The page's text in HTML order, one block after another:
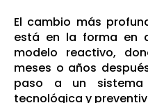
El cambio más
está en la forma en
modelo reactivo,
meses o años
paso a un sistema
tecnológica y